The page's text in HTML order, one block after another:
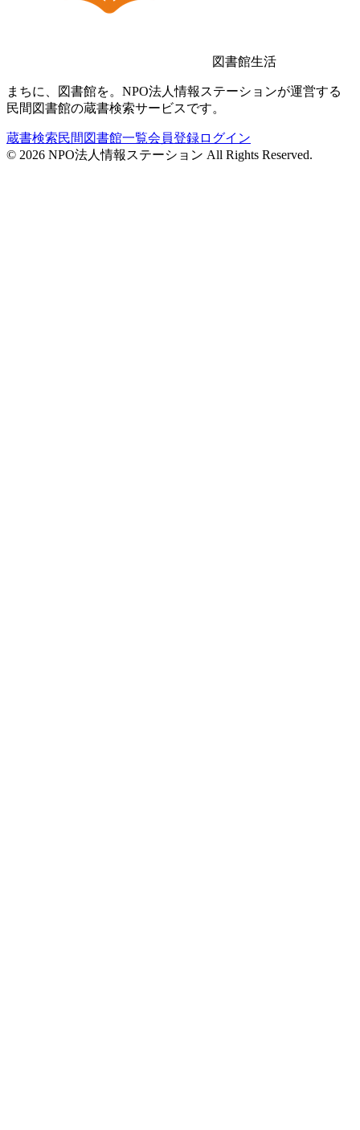
図書館生活
まちに、図書館を。NPO法人情報ステーションが運営する
民間図書館の蔵書検索サービスです。
蔵書検索民間図書館一覧会員登録ログイン
© 2026 NPO法人情報ステーション All Rights Reserved.